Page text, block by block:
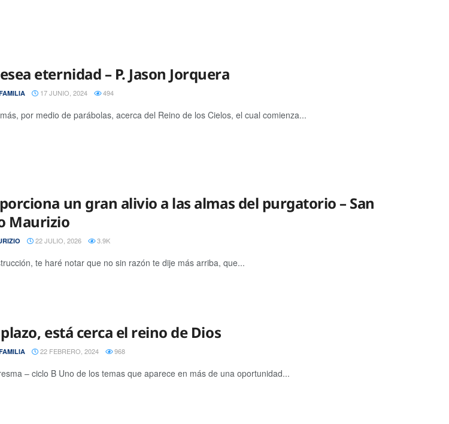
eternidad – P. Jason Jorquera
17 JUNIO, 2024 494
por medio de parábolas, acerca del Reino de los Cielos, el cual comienza...
un gran alivio a las almas del purgatorio – San
Maurizio
22 JULIO, 2026 3.9K
te haré notar que no sin razón te dije más arriba, que...
está cerca el reino de Dios
22 FEBRERO, 2024 968
– ciclo B Uno de los temas que aparece en más de una oportunidad...